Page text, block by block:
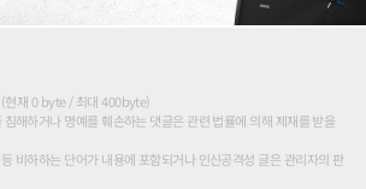
현재 0 byte / 최대 400byte)
해하거나 명예를 훼손하는 댓글은 관련 법률에 의해 제재를 받을
비하하는 단어가 내용에 포함되거나 인신공격성 글은 관리자의 판